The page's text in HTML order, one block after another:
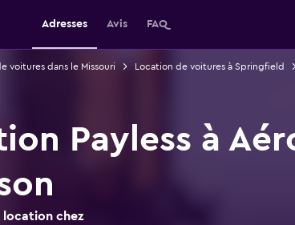
Adresses Avis FAQ
voitures dans le Missouri
Location de voitures à Springfield
Payless à
location chez